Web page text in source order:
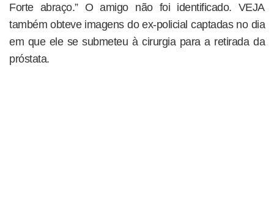
Forte abraço.” O amigo não foi identificado. VEJA
também obteve imagens do ex-policial captadas no dia
em que ele se submeteu à cirurgia para a retirada da
próstata.